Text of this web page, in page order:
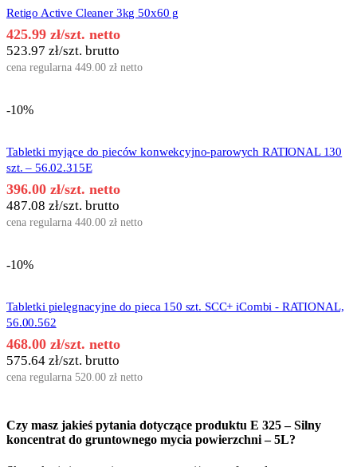
Retigo Active Cleaner 3kg 50x60 g
425.99 zł/szt. netto
523.97 zł/szt. brutto
cena regularna 449.00 zł netto
-10%
Tabletki myjące do pieców konwekcyjno-parowych RATIONAL 130
szt. – 56.02.315E
396.00 zł/szt. netto
487.08 zł/szt. brutto
cena regularna 440.00 zł netto
-10%
Tabletki pielęgnacyjne do pieca 150 szt. SCC+ iCombi - RATIONAL,
56.00.562
468.00 zł/szt. netto
575.64 zł/szt. brutto
cena regularna 520.00 zł netto
Czy masz jakieś pytania dotyczące produktu E 325 – Silny
koncentrat do gruntownego mycia powierzchni – 5L?